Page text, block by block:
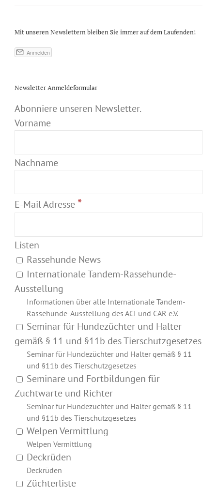
Mit unseren Newslettern bleiben Sie immer auf dem Laufenden!
Newsletter Anmeldeformular
Abonniere unseren Newsletter.
Vorname
Nachname
E-Mail Adresse *
Listen
Rassehunde News
Internationale Tandem-Rassehunde-
Ausstellung
Informationen über alle Internationale Tandem-
Rassehunde-Ausstellung des ACI und CAR e.V.
Seminar für Hundezüchter und Halter
gemäß § 11 und §11b des Tierschutzgesetzes
Seminar für Hundezüchter und Halter gemäß § 11
und §11b des Tierschutzgesetzes
Seminare und Fortbildungen für
Zuchtwarte und Richter
Seminar für Hundezüchter und Halter gemäß § 11
und §11b des Tierschutzgesetzes
Welpen Vermittlung
Welpen Vermittlung
Deckrüden
Deckrüden
Züchterliste